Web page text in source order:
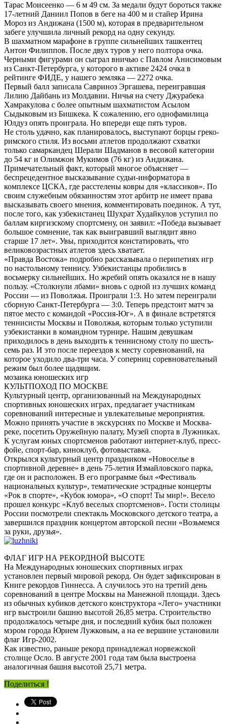
Тарас Моисеенко — 6 м 49 см. За медали будут бороться также
17-летний Даниил Попов в беге на 400 м и стайер Ирина
Мороз из Андижана (1500 м), которая в предварительном
забеге улучшила личный рекорд на одну секунду.
В шахматном марафоне в группе сильнейших ташкентец
Антон Филиппов. После двух туров у него полтора очка.
Черными фигурами он сыграл вничью с Павлом Анисимовым
из Санкт-Петербурга, у которого в активе 2424 очка в
рейтинге ФИДЕ, у нашего земляка — 2272 очка.
Первый балл записала Савриноз Эргашева, переигравшая
Лилию Дайбань из Молдавии. Ничья на счету Джурабека
Хамракулова с более опытным шахматистом Асылом
Сыдыковым из Бишкека. К сожалению, его однофамилица
Юлдуз опять проиграла. Но впереди еще пять туров.
Не столь удачно, как планировалось, выступают борцы греко-
римского стиля. Из восьми атлетов продолжают схватки
только самаркандец Шерали Шадманов в весовой категории
до 54 кг и Олимжон Мукимов (76 кг) из Андижана.
Примечательный факт, который многое объясняет —
беспрецедентное высказывание судьи-информатора в
комплексе ЦСКА, где расстелены ковры для «классиков». По
своим служебным обязанностям этот арбитр не имеет права
высказывать своего мнения, комментировать поединок. А тут,
после того, как узбекистанец Шухрат Худайкулов уступил по
баллам киргизскому спортсмену, он заявил: «Победа вызывает
большое сомнение, так как выигравший выглядит явно
старше 17 лет». Увы, приходится констатировать, что
великовозрастных атлетов здесь хватает.
«Правда Востока» подробно рассказывала о перипетиях игр
по настольному теннису. Узбекистанцы пробились в
восьмерку сильнейших. Но жребий опять оказался не в нашу
пользу. «Столкнули лбами» вновь с одной из лучших команд
России — из Поволжья. Проиграли 1:3. Но затем переиграли
сборную Санкт-Петербурга — 3:0. Теперь предстоит матч за
пятое место с командой «Россия-Юг». А в финале встретятся
теннисисты Москвы и Поволжья, которым только уступили
узбекистанки в командном турнире. Нашим девушкам
приходилось в день выходить к теннисному столу по шесть-
семь раз. И это после переездов к месту соревнований, на
которое уходило два-три часа. У соперниц соревновательный
режим был более щадящим.
мозаика юношеских игр
КУЛЬТПОХОД ПО МОСКВЕ
Культурный центр, организованный на Международных
спортивных юношеских играх, предлагает участникам
соревнований интересные и увлекательные мероприятия.
Можно принять участие в экскурсиях по Москве и Москва-
реке, посетить Оружейную палату, Музей спорта в Лужниках.
К услугам юных спортсменов работают интернет-клуб, пресс-
фойе, спорт-бар, киноклуб, фотовыставка.
Открылся культурный центр праздником «Новоселье в
спортивной деревне» в день 75-летия Измайловского парка,
где он и расположен. В его программе был «Фестиваль
национальных культур», тематические эстрадные концерты
«Рок в спорте», «Кубок юмора», «О спорт! Ты мир!». Весело
прошел конкурс «Клуб веселых спортсменов». Гости столицы
России посмотрели спектакль Московского детского театра, а
завершился праздник концертом авторской песни «Возьмемся
за руки, друзья».
ФЛАГ ИГР НА РЕКОРДНОЙ ВЫСОТЕ
На Международных юношеских спортивных играх
установлен первый мировой рекорд. Он будет зафиксирован в
Книге рекордов Гиннесса. А случилось это на третий день
соревнований в центре Москвы на Манежной площади. Здесь
из обычных кубиков детского конструктора «Лего» участники
игр выстроили башню высотой 26,85 метра. Строительство
продолжалось четыре дня, и последний кубик был положен
мэром города Юрием Лужковым, а на ее вершине установили
флаг Игр-2002.
Как известно, раньше рекорд принадлежал норвежской
столице Осло. В августе 2001 года там была выстроена
аналогичная башня высотой 25,71 метра.
Поделиться !